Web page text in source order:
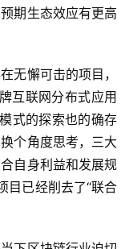
期生态效应有更高
无懈可击的项目，
互联网分布式应用
式的探索也的确存
个角度思考，三大
自身利益和发展规
目已经削去了“联合